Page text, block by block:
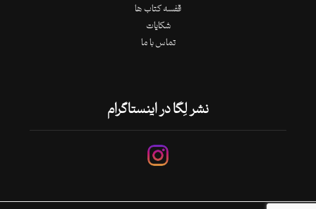
قفسه کتاب ها
شکایات
تماس با ما
نشر لِگا در اینستاگرام